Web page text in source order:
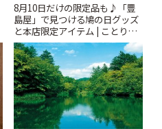
8月10日だけの限定品も♪「豊
島屋」で見つける鳩の日グッズ
と本店限定アイテム | ことりっ
ぷ